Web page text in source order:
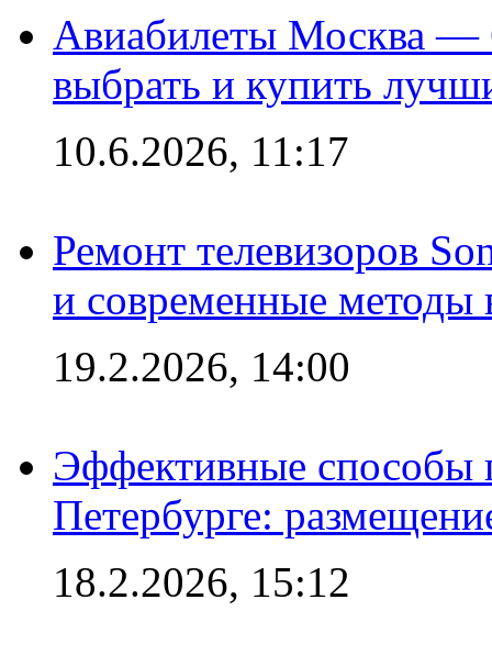
Авиабилеты Москва —
выбрать и купить
10.6.2026, 11:17
Ремонт телевизоров
и современные методы
19.2.2026, 14:00
Эффективные способы
Петербурге:
18.2.2026, 15:12